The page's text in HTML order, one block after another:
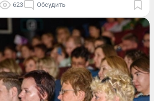
623 Обсудить